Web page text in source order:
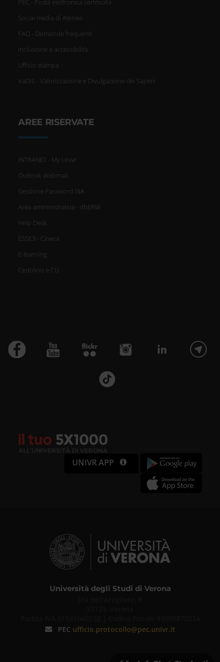
PEC - Posta elettronica certificata
Social media di Ateneo
FAQ - Domande frequenti
Inclusione e accessibilità
Ufficio stampa
VaDiS - Valorizzazione e Divulgazione dei Saperi
AREE RISERVATE
INTRANET - My Univr
Outlook Webmail
Gestione Password GIA
Area amministrativa - dbERW
Help Desk
ESSE3 - Cineca
E-learning
Cedolino e CU
UNIVR APP
Università degli Studi di Verona
PEC ufficio.protocollo@pec.univr.it